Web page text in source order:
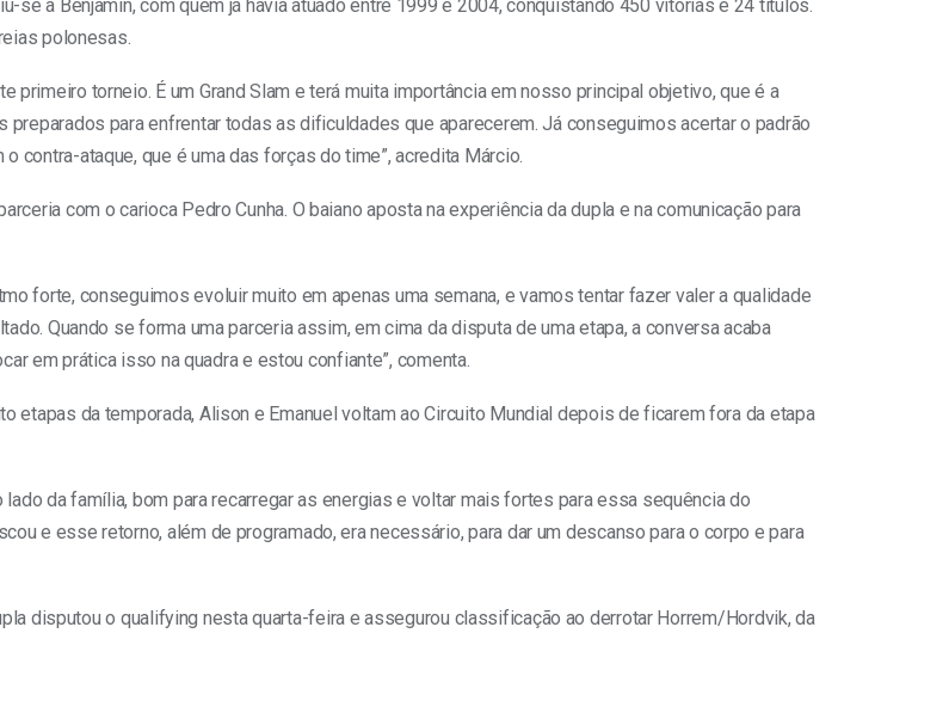
se a Benjamin, com quem já havia atuado entre 1999 e 2004, conquistando 450 vitórias e 24 títulos.
polonesas.
primeiro torneio. É um Grand Slam e terá muita importância em nosso principal objetivo, que é a
para enfrentar todas as dificuldades que aparecerem. Já conseguimos acertar o padrão
contra-ataque, que é uma das forças do time”, acredita Márcio.
com o carioca Pedro Cunha. O baiano aposta na experiência da dupla e na comunicação para
forte, conseguimos evoluir muito em apenas uma semana, e vamos tentar fazer valer a qualidade
Quando se forma uma parceria assim, em cima da disputa de uma etapa, a conversa acaba
em prática isso na quadra e estou confiante”, comenta.
da temporada, Alison e Emanuel voltam ao Circuito Mundial depois de ficarem fora da etapa
da família, bom para recarregar as energias e voltar mais fortes para essa sequência do
e esse retorno, além de programado, era necessário, para dar um descanso para o corpo e para
disputou o qualifying nesta quarta-feira e assegurou classificação ao derrotar Horrem/Hordvik, da